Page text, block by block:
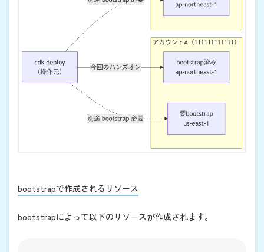
bootstrapで作成されるリソース
bootstrapによって以下のリソースが作成されます。